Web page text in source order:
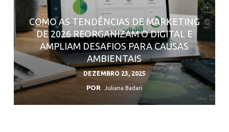
COMO AS TENDÊNCIAS DE MARKETING
DE 2026 REORGANIZAM O DIGITAL E
AMPLIAM DESAFIOS PARA CAUSAS
AMBIENTAIS
DEZEMBRO 23, 2025
POR Juliana Badari